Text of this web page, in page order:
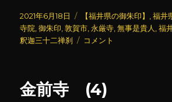
投
稿
日:
2021年6月18日
カ
テ
ゴ
【福井県の御朱印】 ,福井
寺院 ,御朱印 ,敦賀市 ,永厳寺 ,無事是貴人 ,福
釈迦三十二禅刹
永
に
コメント
金前寺 (4)